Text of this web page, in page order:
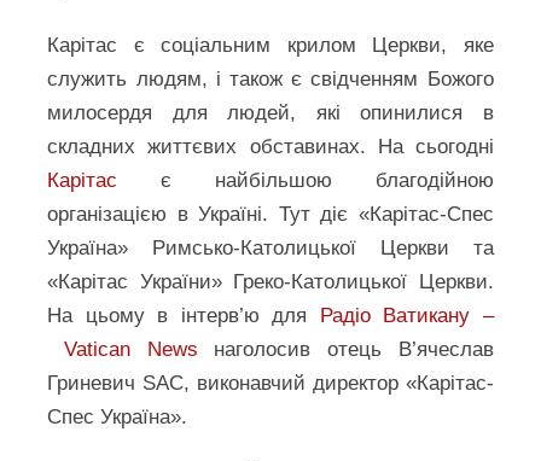
Карітас є соціальним крилом Церкви, яке
служить людям, і також є свідченням Божого
милосердя для людей, які опинилися в
складних життєвих обставинах. На сьогодні
Карітас є найбільшою благодійною
організацією в Україні. Тут діє «Карітас-Спес
Україна» Римсько-Католицької Церкви та
«Карітас України» Греко-Католицької Церкви.
На цьому в інтерв’ю для Радіо Ватикану –
Vatican News наголосив отець В’ячеслав
Гриневич SAC, виконавчий директор «Карітас-
Спес Україна».